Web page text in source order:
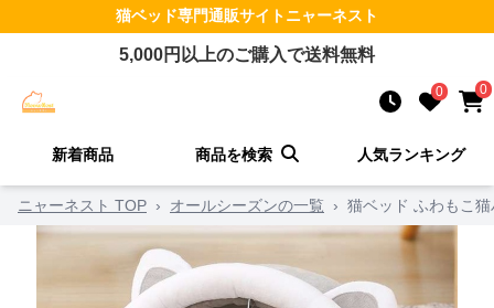
猫ベッド専門通販サイトニャーネスト
5,000円以上のご購入で送料無料
0 0
新着商品 商品を検索 人気ランキング
ニャーネスト TOP › オールシーズンの一覧 › 猫ベッド ふわもこ